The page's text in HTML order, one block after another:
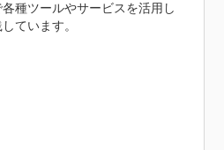
種ツールやサービスを活用し
ています。